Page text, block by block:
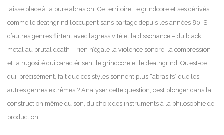
laisse place à la pure abrasion. Ce territoire, le grindcore et ses dérivés
comme le deathgrind l’occupent sans partage depuis les années 80. Si
d’autres genres flirtent avec l’agressivité et la dissonance – du black
metal au brutal death – rien n’égale la violence sonore, la compression
et la rugosité qui caractérisent le grindcore et le deathgrind. Qu’est-ce
qui, précisément, fait que ces styles sonnent plus “abrasifs” que les
autres genres extrêmes ? Analyser cette question, c’est plonger dans la
construction même du son, du choix des instruments à la philosophie de
production.